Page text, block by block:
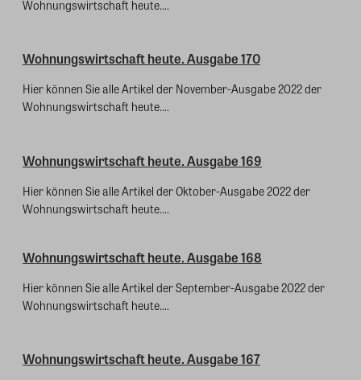
Wohnungswirtschaft heute....
Wohnungswirtschaft heute. Ausgabe 170
Hier können Sie alle Artikel der November-Ausgabe 2022 der
Wohnungswirtschaft heute....
Wohnungswirtschaft heute. Ausgabe 169
Hier können Sie alle Artikel der Oktober-Ausgabe 2022 der
Wohnungswirtschaft heute....
Wohnungswirtschaft heute. Ausgabe 168
Hier können Sie alle Artikel der September-Ausgabe 2022 der
Wohnungswirtschaft heute....
Wohnungswirtschaft heute. Ausgabe 167